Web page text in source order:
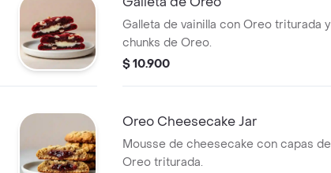
Galleta de vainilla con Oreo triturada y
chunks de Oreo.
$ 10.900
Oreo Cheesecake Jar
Mousse de cheesecake con capas de
Oreo triturada.